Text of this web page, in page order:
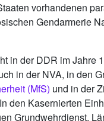
vorhandenen
Gendarmerie
in der DDR im Jahre
in der NVA, in den
(MfS) und in der
den Kasernierten
Grundwehrdienst,